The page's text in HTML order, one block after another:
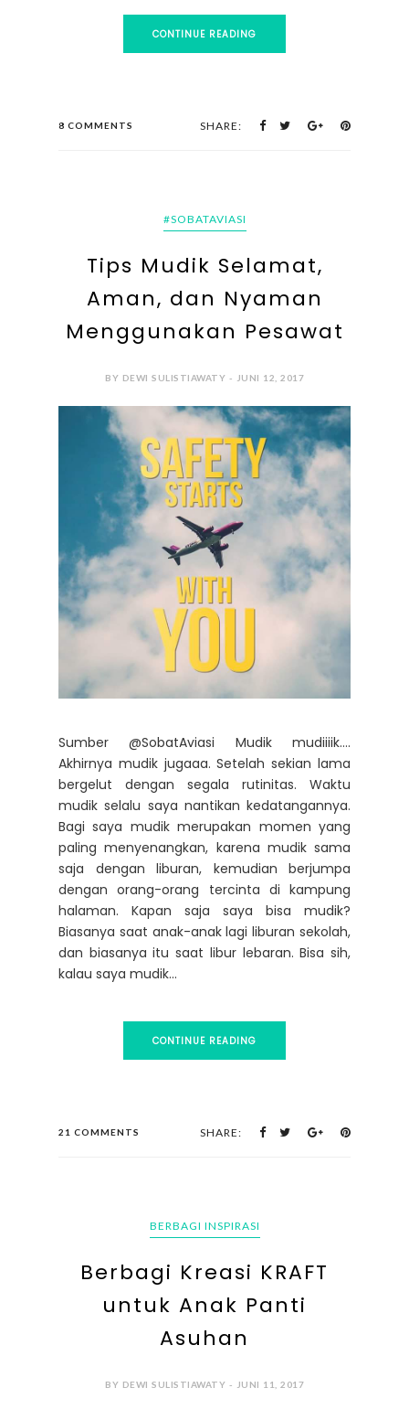
CONTINUE READING
8 COMMENTS SHARE:
#SOBATAVIASI
Tips Mudik Selamat,
Aman, dan Nyaman
Menggunakan Pesawat
BY DEWI SULISTIAWATY - JUNI 12, 2017
Sumber @SobatAviasi Mudik mudiiiik….
Akhirnya mudik jugaaa. Setelah sekian lama
bergelut dengan segala rutinitas. Waktu
mudik selalu saya nantikan kedatangannya.
Bagi saya mudik merupakan momen yang
paling menyenangkan, karena mudik sama
saja dengan liburan, kemudian berjumpa
dengan orang-orang tercinta di kampung
halaman. Kapan saja saya bisa mudik?
Biasanya saat anak-anak lagi liburan sekolah,
dan biasanya itu saat libur lebaran. Bisa sih,
kalau saya mudik...
CONTINUE READING
21 COMMENTS SHARE:
BERBAGI INSPIRASI
Berbagi Kreasi KRAFT
untuk Anak Panti
Asuhan
BY DEWI SULISTIAWATY - JUNI 11, 2017